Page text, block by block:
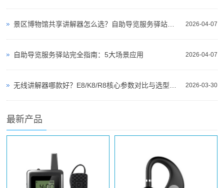
2026-04-07
景区博物馆共享讲解器怎么选？自助导览服务驿站部署全攻略（2026版）
2026-04-07
自助导览服务驿站完全指南：5大场景应用
2026-03-30
无线讲解器哪款好？E8/K8/R8核心参数对比与选型指南
最新产品